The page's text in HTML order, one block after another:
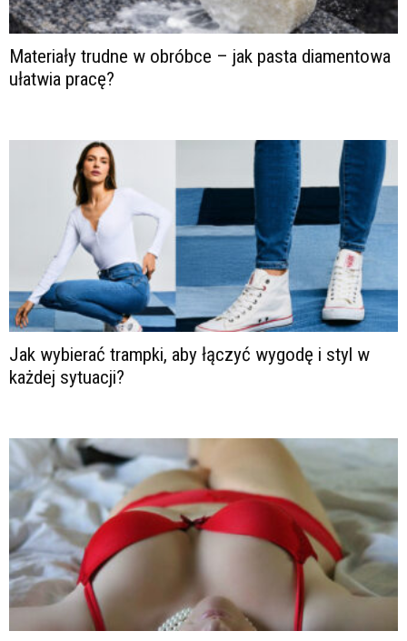
Materiały trudne w obróbce – jak pasta diamentowa
ułatwia pracę?
Jak wybierać trampki, aby łączyć wygodę i styl w
każdej sytuacji?